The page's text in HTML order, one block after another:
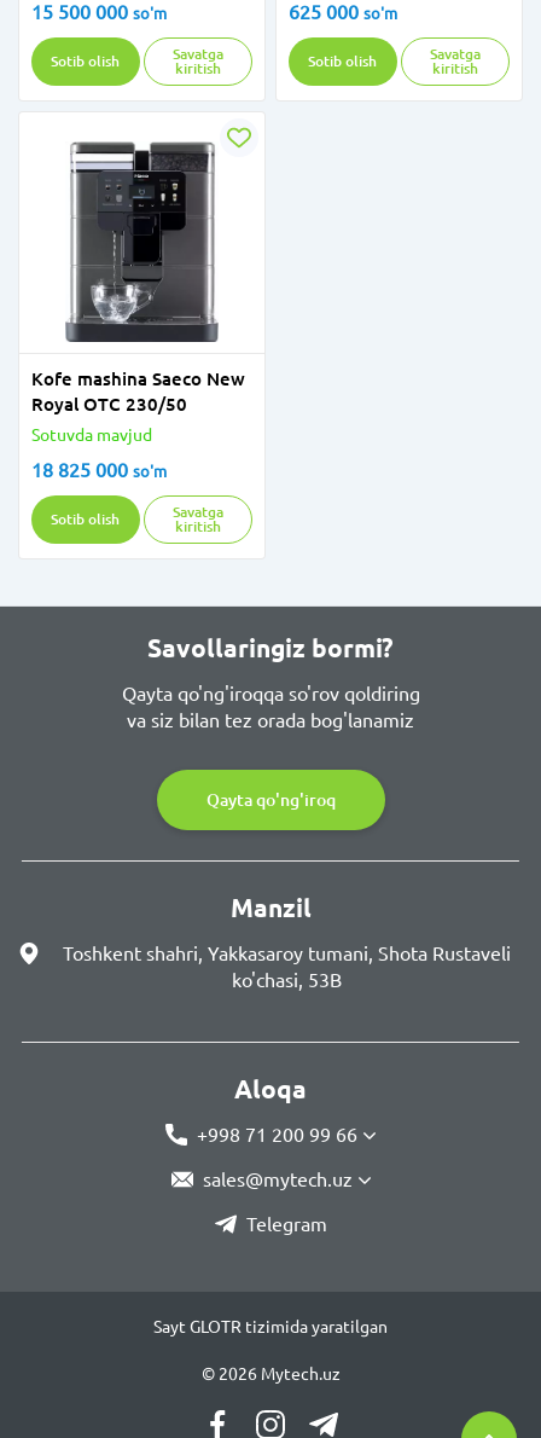
15 500 000 so'm
Sotib olish
Savatga
kiritish
625 000 so'm
Sotib olish
Savatga
kiritish
Kofe mashina Saeco New
Royal OTC 230/50
Sotuvda mavjud
18 825 000 so'm
Sotib olish
Savatga
kiritish
Savollaringiz bormi?
Qayta qo'ng'iroqqa so'rov qoldiring
va siz bilan tez orada bog'lanamiz
Qayta qo'ng'iroq
Manzil
Toshkent shahri, Yakkasaroy tumani, Shota Rustaveli
ko'chasi, 53B
Aloqa
+998 71 200 99 66
sales@mytech.uz
Telegram
Sayt GLOTR tizimida yaratilgan
© 2026 Mytech.uz